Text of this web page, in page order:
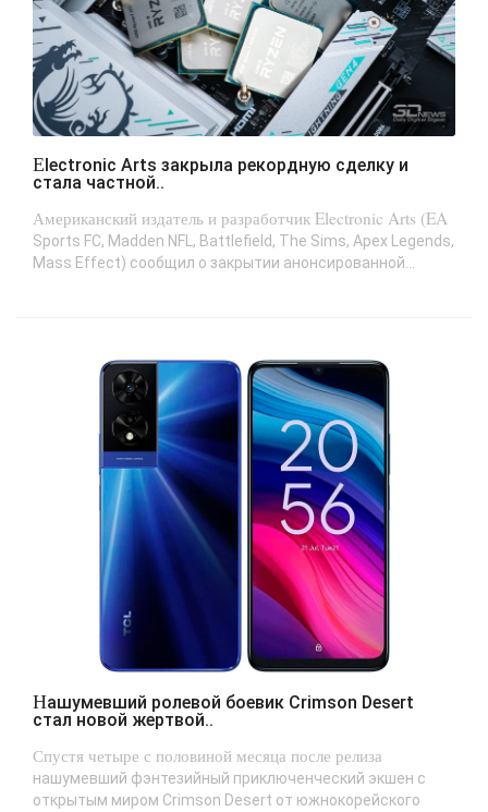
Electronic Arts закрыла рекордную сделку и
стала частной..
Американский издатель и разработчик Electronic Arts (EA
Sports FC, Madden NFL, Battlefield, The Sims, Apex Legends,
Mass Effect) сообщил о закрытии анонсированной...
Нашумевший ролевой боевик Crimson Desert
стал новой жертвой..
Спустя четыре с половиной месяца после релиза
нашумевший фэнтезийный приключенческий экшен с
открытым миром Crimson Desert от южнокорейского